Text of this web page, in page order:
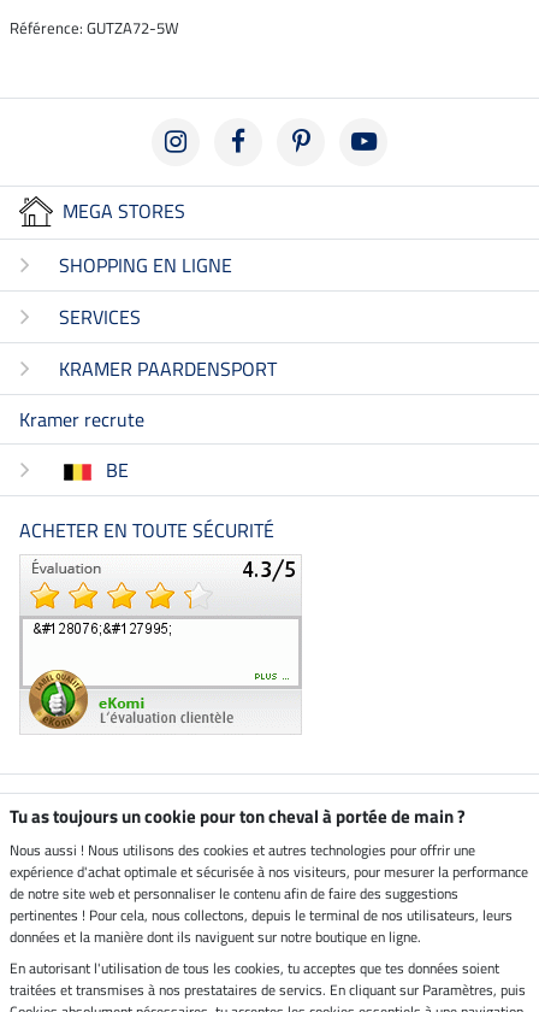
Référence: GUTZA72-5W
MEGA STORES
SHOPPING EN LIGNE
SERVICES
KRAMER PAARDENSPORT
Kramer recrute
BE
ACHETER EN TOUTE SÉCURITÉ
Boutique climatiquement
Livraison par
Paiement sécurisé
Tu as toujours un cookie pour ton cheval à portée de main ?
Nous aussi ! Nous utilisons des cookies et autres technologies pour offrir une
expérience d'achat optimale et sécurisée à nos visiteurs, pour mesurer la performance
de notre site web et personnaliser le contenu afin de faire des suggestions
pertinentes ! Pour cela, nous collectons, depuis le terminal de nos utilisateurs, leurs
données et la manière dont ils naviguent sur notre boutique en ligne.
En autorisant l'utilisation de tous les cookies, tu acceptes que tes données soient
traitées et transmises à nos prestataires de servics. En cliquant sur Paramètres, puis